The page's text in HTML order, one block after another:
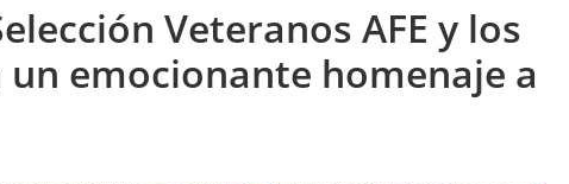
Veteranos AFE y los
emocionante homenaje a